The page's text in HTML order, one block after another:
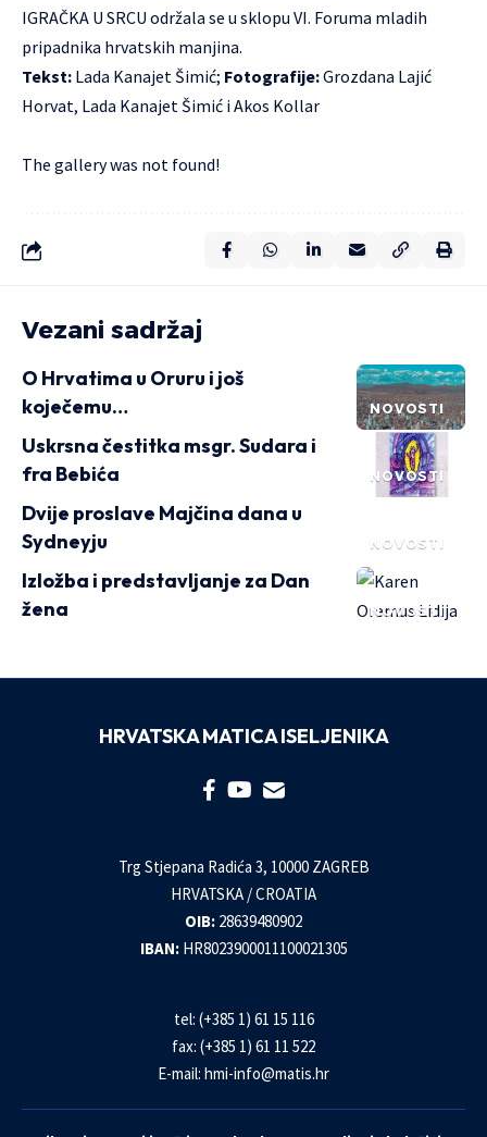
IGRAČKA U SRCU održala se u sklopu VI. Foruma mladih
pripadnika hrvatskih manjina.
Tekst: Lada Kanajet Šimić; Fotografije:Grozdana Lajić
Horvat, Lada Kanajet Šimić i Akos Kollar
The gallery was not found!
Vezani sadržaj
NOVOSTI
O Hrvatima u Oruru i još
koječemu…
NOVOSTI
Uskrsna čestitka msgr. Sudara i
fra Bebića
NOVOSTI
Dvije proslave Majčina dana u
Sydneyju
NOVOSTI
Izložba i predstavljanje za Dan
žena
HRVATSKA MATICA ISELJENIKA
Trg Stjepana Radića 3, 10000 ZAGREB
HRVATSKA / CROATIA
OIB: 28639480902
IBAN: HR8023900011100021305
tel: (+385 1) 61 15 116
fax: (+385 1) 61 11 522
E-mail: hmi-info@matis.hr